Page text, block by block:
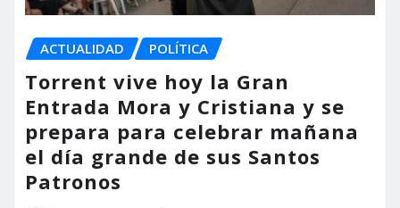
ACTUALIDAD POLÍTICA
Torrent vive hoy la Gran
Entrada Mora y Cristiana y se
prepara para celebrar mañana
el día grande de sus Santos
Patronos